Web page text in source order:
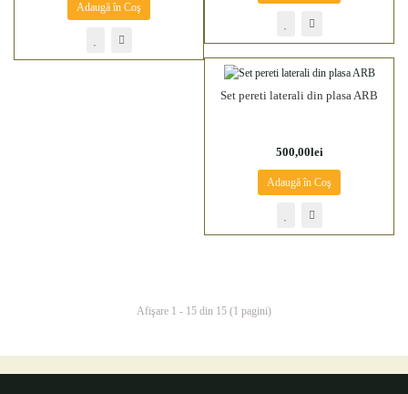
Adaugă în Coş
Set pereti laterali din plasa ARB
500,00lei
Adaugă în Coş
Afişare 1 - 15 din 15 (1 pagini)